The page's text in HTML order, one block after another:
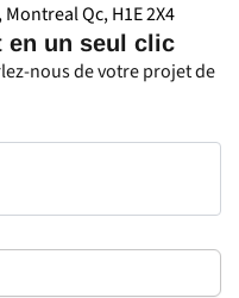
Qc, H1E 2X4
en un seul clic
nous de votre projet de